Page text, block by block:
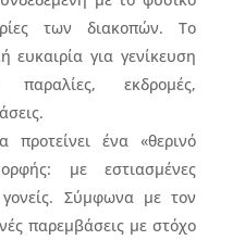
των διακοπών. Το
ευκαιρία για γενίκευση
εκδρομές,
ένα «θερινό
με εστιασμένες
Σύμφωνα με τον
παρεμβάσεις με στόχο